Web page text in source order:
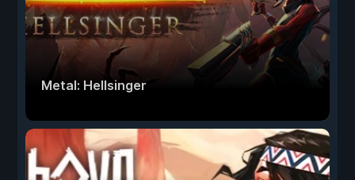
Metal: Hellsinger